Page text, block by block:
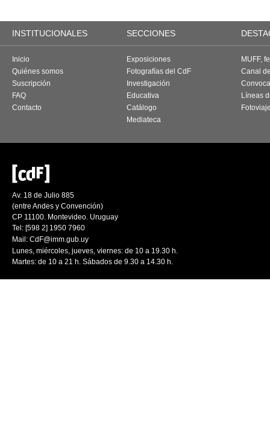
INSTITUCIONALES SECCIONES
Inicio
Quiénes somos
Suscripción
FAQ
Contacto
Exposiciones
Fotografías del CdF
Investigación
Educativa
Catálogo
Mediateca
MUFF,
Canal
Líneas
Av. 18 de Julio 885
(entre Andes y Convención)
CP 11100. Montevideo. Uruguay
Tel: [598 2] 1950 7960
Mail: CdF@imm.gub.uy
Lunes, miércoles, jueves, viernes: de 10 a 19.30 h.
Martes: de 10 a 21 h. Sábados de 9.30 a 14.30 h.